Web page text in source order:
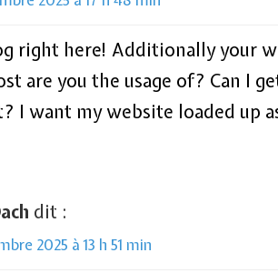
right here! Additionally your
are you the usage of? Can I
I want my website loaded up
dit :
2025 à 13 h 51 min